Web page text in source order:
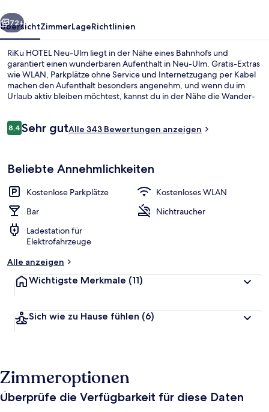
Weiter
72+
ÜbersichtZimmerLageRichtlinien
RiKu HOTEL Neu-Ulm liegt in der Nähe eines Bahnhofs und
garantiert einen wunderbaren Aufenthalt in Neu-Ulm. Gratis-Extras
wie WLAN, Parkplätze ohne Service und Internetzugang per Kabel
machen den Aufenthalt besonders angenehm, und wenn du im
Urlaub aktiv bleiben möchtest, kannst du in der Nähe die Wander-
Bewertungen
8,48,4 von 10.
Sehr gutAlle 343 Bewertungen anzeigen
Beliebte Annehmlichkeiten
Kostenlose Parkplätze
Kostenloses WLAN
Bar
Nichtraucher
Ladestation für
Elektrofahrzeuge
Alle anzeigen
Wichtigste Merkmale (11)
Sich wie zu Hause fühlen (6)
Zimmeroptionen
Überprüfe die Verfügbarkeit für diese Daten